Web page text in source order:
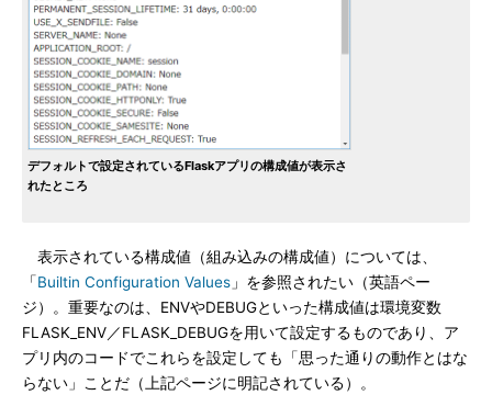
デフォルトで設定されているFlaskアプリの構成値が表示さ
れたところ
表示されている構成値（組み込みの構成値）については、
「Builtin Configuration Values 」を参照されたい（英語ペー
ジ）。重要なのは、ENVやDEBUGといった構成値は環境変数
FLASK_ENV／FLASK_DEBUGを用いて設定するものであり、ア
プリ内のコードでこれらを設定しても「思った通りの動作とはな
らない」ことだ（上記ページに明記されている）。